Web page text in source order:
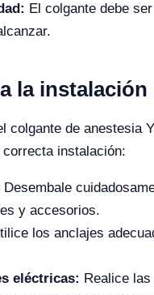
El colgante debe
la
colgante de anestesia
instalación:
Desembale
y accesorios.
los anclajes
eléctricas: Realice